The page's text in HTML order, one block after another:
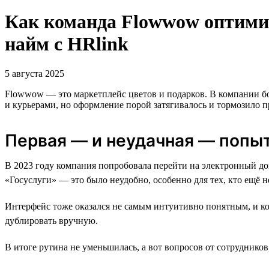
Как команда Flowwow
найм с HRlink
5 августа 2025
Flowwow — это маркетплейс цветов и подарков. В компании
и курьерами, но оформление порой затягивалось и тормозило
Первая — и неудачная —
В 2023 году компания попробовала перейти на электронный
«Госуслуги» — это было неудобно, особенно для тех, кто ещё
Интерфейс тоже оказался не самым интуитивно понятным, и
дублировать вручную.
В итоге рутина не уменьшилась, а вот вопросов от